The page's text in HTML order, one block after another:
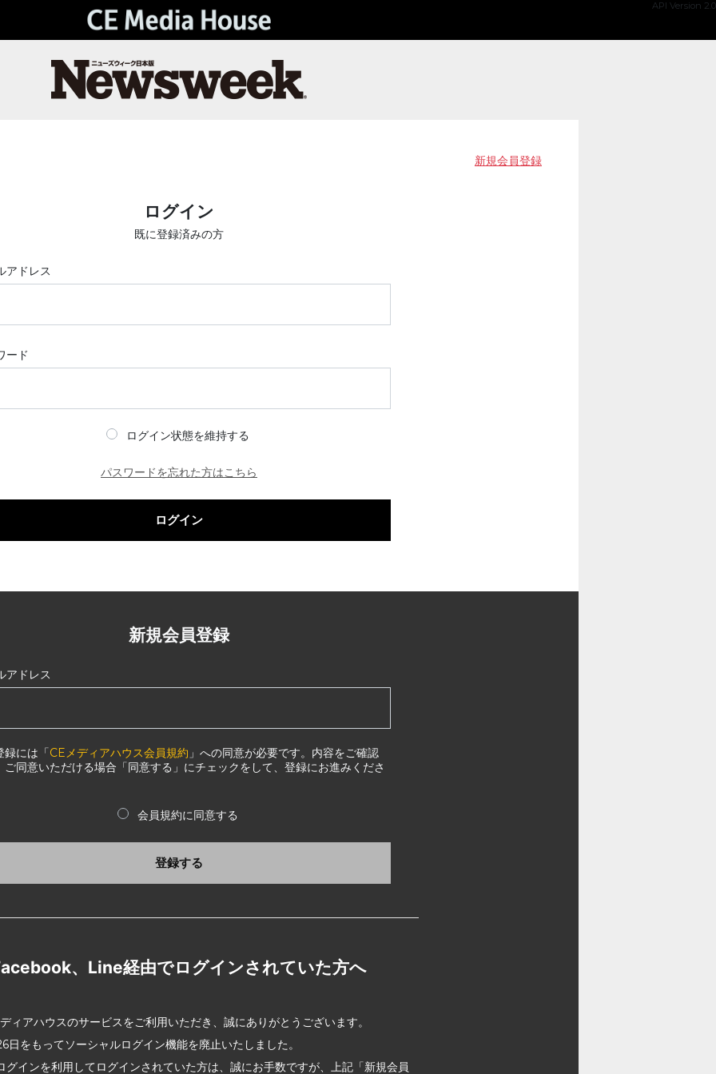
API Version 2.0
新規会員登録
ログイン
既に登録済みの方
アドレス
ード
ログイン状態を維持する
パスワードを忘れた方はこちら
ログイン
新規会員登録
アドレス
録には「CEメディアハウス会員規約 」への同意が必要です。内容をご確認
ご同意いただける場合「同意する」にチェックをして、登録にお進みくださ
会員規約に同意する
登録する
、Line経由でログインされていた方へ
ィアハウスのサービスをご利用いただき、誠にありがとうございます。
日をもってソーシャルログイン機能を廃止いたしました。
グインを利用してログインされていた方は、誠にお手数ですが、上記「新規会員